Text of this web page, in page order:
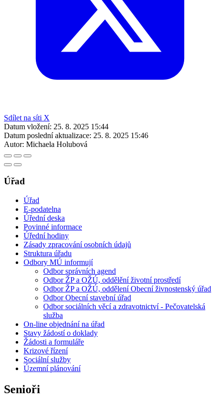
Sdílet na síti X
Datum vložení: 25. 8. 2025 15:44
Datum poslední aktualizace: 25. 8. 2025 15:46
Autor: Michaela Holubová
Úřad
Úřad
E-podatelna
Úřední deska
Povinné informace
Úřední hodiny
Zásady zpracování osobních údajů
Struktura úřadu
Odbory MÚ informují
Odbor správních agend
Odbor ŽP a OŽÚ, oddělění životní prostředí
Odbor ŽP a OŽÚ, oddělení Obecní živnostenský úřad
Odbor Obecní stavební úřad
Odbor sociálních věcí a zdravotnictví - Pečovatelská
služba
On-line objednání na úřad
Stavy žádostí o doklady
Žádosti a formuláře
Krizové řízení
Sociální služby
Územní plánování
Senioři